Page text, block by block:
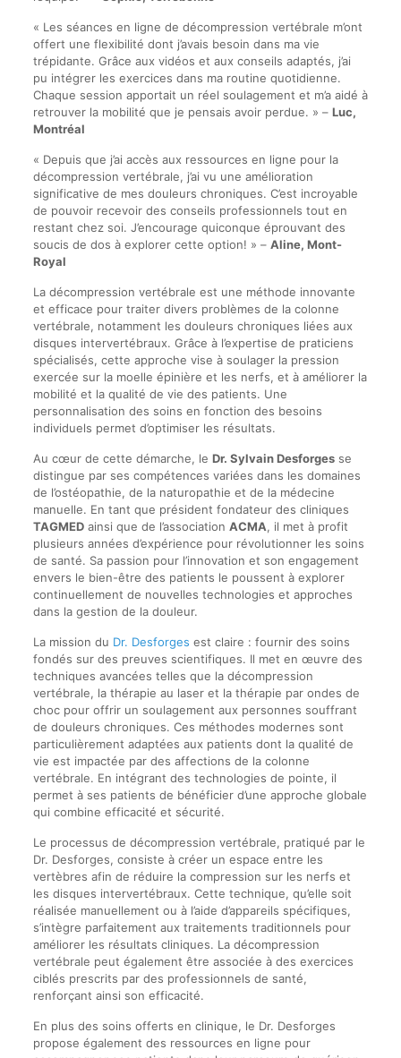
« Les séances en ligne de décompression vertébrale m’ont
offert une flexibilité dont j’avais besoin dans ma vie
trépidante. Grâce aux vidéos et aux conseils adaptés, j’ai
pu intégrer les exercices dans ma routine quotidienne.
Chaque session apportait un réel soulagement et m’a aidé à
retrouver la mobilité que je pensais avoir perdue. » – Luc,
Montréal
« Depuis que j’ai accès aux ressources en ligne pour la
décompression vertébrale, j’ai vu une amélioration
significative de mes douleurs chroniques. C’est incroyable
de pouvoir recevoir des conseils professionnels tout en
restant chez soi. J’encourage quiconque éprouvant des
soucis de dos à explorer cette option! » – Aline, Mont-
Royal
La décompression vertébrale est une méthode innovante
et efficace pour traiter divers problèmes de la colonne
vertébrale, notamment les douleurs chroniques liées aux
disques intervertébraux. Grâce à l’expertise de praticiens
spécialisés, cette approche vise à soulager la pression
exercée sur la moelle épinière et les nerfs, et à améliorer la
mobilité et la qualité de vie des patients. Une
personnalisation des soins en fonction des besoins
individuels permet d’optimiser les résultats.
Au cœur de cette démarche, le Dr. Sylvain Desforgesse
distingue par ses compétences variées dans les domaines
de l’ostéopathie, de la naturopathie et de la médecine
manuelle. En tant que président fondateur des cliniques
TAGMEDainsi que de l’association ACMA, il met à profit
plusieurs années d’expérience pour révolutionner les soins
de santé. Sa passion pour l’innovation et son engagement
envers le bien-être des patients le poussent à explorer
continuellement de nouvelles technologies et approches
dans la gestion de la douleur.
La mission du Dr. Desforges est claire : fournir des soins
fondés sur des preuves scientifiques. Il met en œuvre des
techniques avancées telles que la décompression
vertébrale, la thérapie au laser et la thérapie par ondes de
choc pour offrir un soulagement aux personnes souffrant
de douleurs chroniques. Ces méthodes modernes sont
particulièrement adaptées aux patients dont la qualité de
vie est impactée par des affections de la colonne
vertébrale. En intégrant des technologies de pointe, il
permet à ses patients de bénéficier d’une approche globale
qui combine efficacité et sécurité.
Le processus de décompression vertébrale, pratiqué par le
Dr. Desforges, consiste à créer un espace entre les
vertèbres afin de réduire la compression sur les nerfs et
les disques intervertébraux. Cette technique, qu’elle soit
réalisée manuellement ou à l’aide d’appareils spécifiques,
s’intègre parfaitement aux traitements traditionnels pour
améliorer les résultats cliniques. La décompression
vertébrale peut également être associée à des exercices
ciblés prescrits par des professionnels de santé,
renforçant ainsi son efficacité.
En plus des soins offerts en clinique, le Dr. Desforges
propose également des ressources en ligne pour